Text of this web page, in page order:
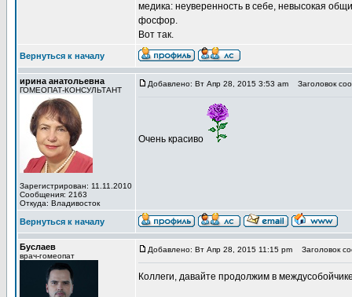
медика: неуверенность в себе, невысокая
фосфор.
Вот так.
Вернуться к началу
ирина анатольевна
ГОМЕОПАТ-КОНСУЛЬТАНТ
Зарегистрирован: 11.11.2010
Сообщения: 2163
Откуда: Владивосток
Добавлено: Вт Апр 28, 2015 3:53 am Заголовок
Очень красиво
Вернуться к началу
Буслаев
врач-гомеопат
Добавлено: Вт Апр 28, 2015 11:15 pm Заголовок
Коллеги, давайте продолжим в